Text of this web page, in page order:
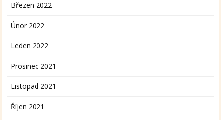
Březen 2022
Únor 2022
Leden 2022
Prosinec 2021
Listopad 2021
Říjen 2021